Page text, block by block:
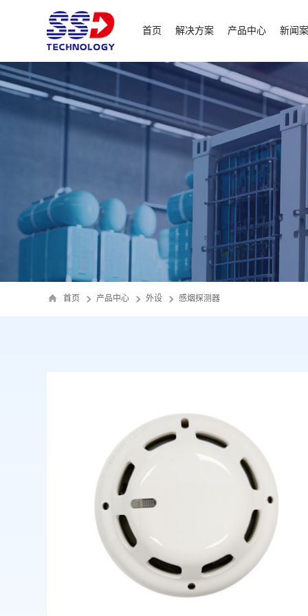
首页 解决方案 产品中心 新闻
首页 产品中心 外设 感烟探测器